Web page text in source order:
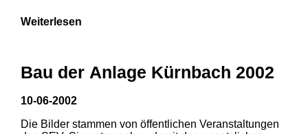
Weiterlesen
Bau der Anlage Kürnbach 2002
10-06-2002
Die Bilder stammen von öffentlichen Veranstaltungen